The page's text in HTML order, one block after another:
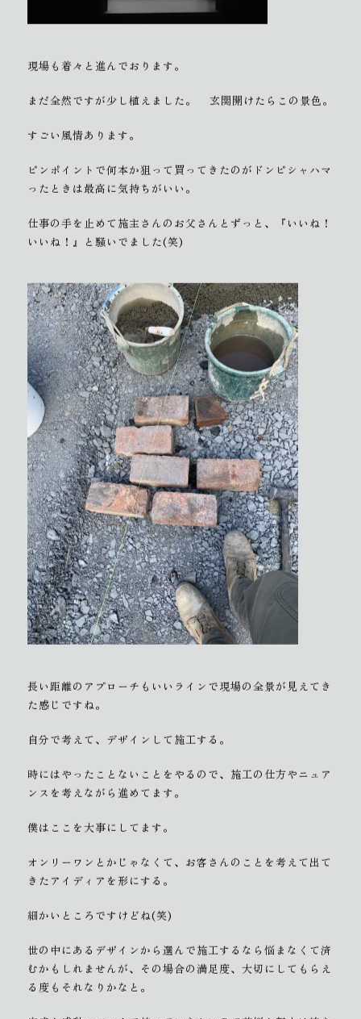
現場も着々と進んでおります。
まだ全然ですが少し植えました。 玄関開けたらこの景色。
すごい風情あります。
ピンポイントで何本か狙って買ってきたのがドンピシャハマ
ったときは最高に気持ちがいい。
仕事の手を止めて施主さんのお父さんとずっと、『いいね！
いいね！』と騒いでました(笑)
長い距離のアプローチもいいラインで現場の全景が見えてき
た感じですね。
自分で考えて、デザインして施工する。
時にはやったことないことをやるので、施工の仕方やニュア
ンスを考えながら進めてます。
僕はここを大事にしてます。
オンリーワンとかじゃなくて、お客さんのことを考えて出て
きたアイディアを形にする。
細かいところですけどね(笑)
世の中にあるデザインから選んで施工するなら悩まなくて済
むかもしれませんが、その場合の満足度、大切にしてもらえ
る度もそれなりかなと。